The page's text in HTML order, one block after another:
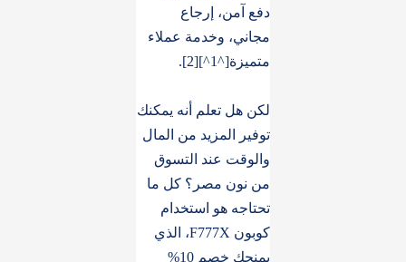
دفع آمن، إرجاع
مجاني، وخدمة عملاء
متميزة[^1^][2].
لكن هل تعلم أنه يمكنك
توفير المزيد من المال
والوقت عند التسوق
من نون مصر؟ كل ما
تحتاجه هو استخدام
كوبون F777X، الذي
يمنحك خصم 10%